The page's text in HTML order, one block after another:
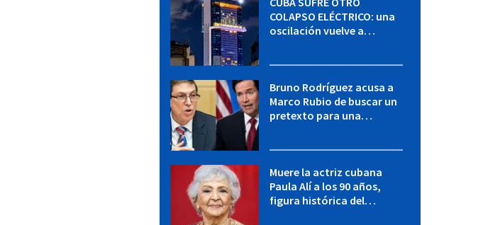
COLAPSO ELÉCTRICO: una
oscilación vuelve a
Bruno Rodríguez acusa a
Marco Rubio de buscar un
pretexto para una
Muere la actriz cubana
Paula Alí a los 90 años,
figura histórica del